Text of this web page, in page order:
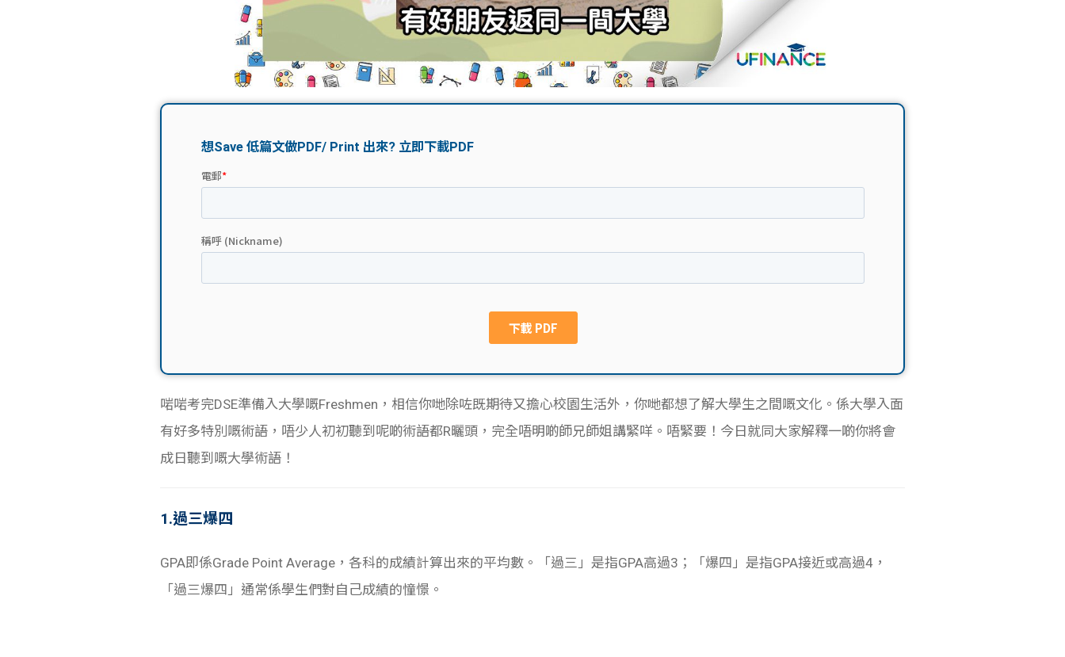
啱啱考完DSE準備入大學嘅Freshmen，相信你哋除咗既期待又擔心校園生活外，你哋都想了解大學生之間嘅文化。係大學入面
有好多特別嘅術語，唔少人初初聽到呢啲術語都R曬頭，完全唔明啲師兄師姐講緊咩。唔緊要！今日就同大家解釋一啲你將會
成日聽到嘅大學術語！
1.過三爆四
GPA即係Grade Point Average，各科的成績計算出來的平均數。「過三」是指GPA高過3；「爆四」是指GPA接近或高過4，
「過三爆四」通常係學生們對自己成績的憧憬。